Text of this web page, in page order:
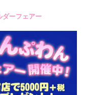
ダーフェアー